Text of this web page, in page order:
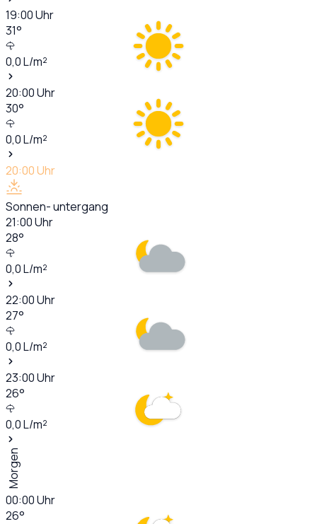
19:00Uhr
31°
0,0L/m²
20:00Uhr
30°
0,0L/m²
20:00Uhr
Sonnen- untergang
21:00Uhr
28°
0,0L/m²
22:00Uhr
27°
0,0L/m²
23:00Uhr
26°
0,0L/m²
Morgen
00:00Uhr
26°